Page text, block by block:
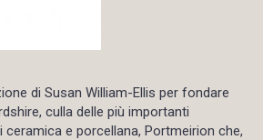
di Susan William-Ellis per fondare
culla delle più importanti
e porcellana, Portmeirion che,